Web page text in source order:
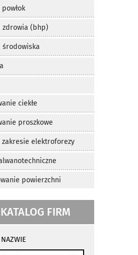
zdrowia (bhp)
środowiska
ciekłe
proszkowe
zakresie elektroforezy
powierzchni
FIRM